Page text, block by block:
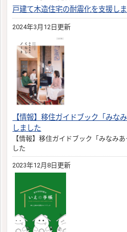
戸建て木造住宅の耐震化を支援し
2024年3月12日更新
【情報】移住ガイドブック「みな
しました
【情報】移住ガイドブック「みなみ
した
2023年12月8日更新